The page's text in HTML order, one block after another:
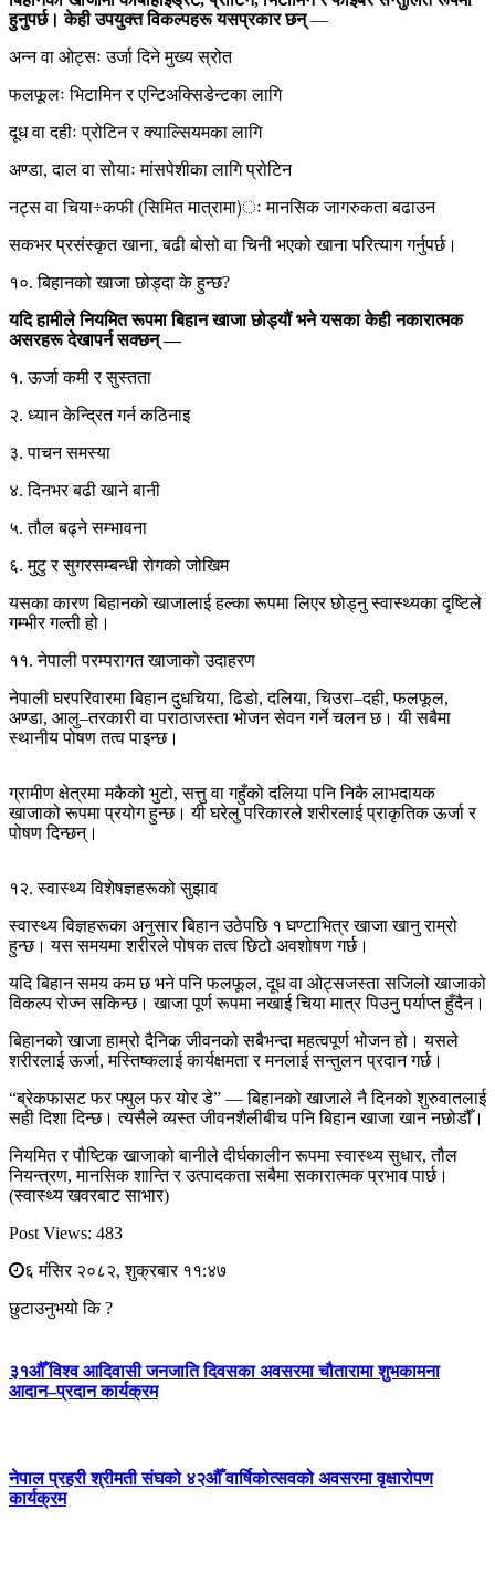
हुनुपर्छ। केही उपयुक्त विकल्पहरू यसप्रकार छन्—
अन्न वा ओट्सः उर्जा दिने मुख्य स्रोत
फलफूलः भिटामिन र एन्टिअक्सिडेन्टका लागि
दूध वा दहीः प्रोटिन र क्याल्सियमका लागि
अण्डा, दाल वा सोयाः मांसपेशीका लागि प्रोटिन
नट्स वा चिया÷कफी (सिमित मात्रामा)ः मानसिक जागरुकता बढाउन
सकभर प्रसंस्कृत खाना, बढी बोसो वा चिनी भएको खाना परित्याग गर्नुपर्छ।
१०. बिहानको खाजा छोड्दा के हुन्छ?
यदि हामीले नियमित रूपमा बिहान खाजा छोड्यौं भने यसका केही नकारात्मक
असरहरू देखापर्न सक्छन् —
१. ऊर्जा कमी र सुस्तता
२. ध्यान केन्द्रित गर्न कठिनाइ
३. पाचन समस्या
४. दिनभर बढी खाने बानी
५. तौल बढ्ने सम्भावना
६. मुटु र सुगरसम्बन्धी रोगको जोखिम
यसका कारण बिहानको खाजालाई हल्का रूपमा लिएर छोड्नु स्वास्थ्यका दृष्टिले
गम्भीर गल्ती हो।
११. नेपाली परम्परागत खाजाको उदाहरण
नेपाली घरपरिवारमा बिहान दुधचिया, ढिडो, दलिया, चिउरा–दही, फलफूल,
अण्डा, आलु–तरकारी वा पराठाजस्ता भोजन सेवन गर्ने चलन छ। यी सबैमा
स्थानीय पोषण तत्व पाइन्छ।
ग्रामीण क्षेत्रमा मकैको भुटो, सत्तु वा गहुँको दलिया पनि निकै लाभदायक
खाजाको रूपमा प्रयोग हुन्छ। यी घरेलु परिकारले शरीरलाई प्राकृतिक ऊर्जा र
पोषण दिन्छन्।
१२. स्वास्थ्य विशेषज्ञहरूको सुझाव
स्वास्थ्य विज्ञहरूका अनुसार बिहान उठेपछि १ घण्टाभित्र खाजा खानु राम्रो
हुन्छ। यस समयमा शरीरले पोषक तत्व छिटो अवशोषण गर्छ।
यदि बिहान समय कम छ भने पनि फलफूल, दूध वा ओट्सजस्ता सजिलो खाजाको
विकल्प रोज्न सकिन्छ। खाजा पूर्ण रूपमा नखाई चिया मात्र पिउनु पर्याप्त हुँदैन।
बिहानको खाजा हाम्रो दैनिक जीवनको सबैभन्दा महत्वपूर्ण भोजन हो। यसले
शरीरलाई ऊर्जा, मस्तिष्कलाई कार्यक्षमता र मनलाई सन्तुलन प्रदान गर्छ।
“ब्रेकफासट फर फ्युल फर योर डे” — बिहानको खाजाले नै दिनको शुरुवातलाई
सही दिशा दिन्छ। त्यसैले व्यस्त जीवनशैलीबीच पनि बिहान खाजा खान नछोडौँ।
नियमित र पौष्टिक खाजाको बानीले दीर्घकालीन रूपमा स्वास्थ्य सुधार, तौल
नियन्त्रण, मानसिक शान्ति र उत्पादकता सबैमा सकारात्मक प्रभाव पार्छ।
(स्वास्थ्य खवरबाट साभार)
Post Views: 483
६ मंसिर २०८२, शुक्रबार ११:४७
छुटाउनुभयो कि ?
३१औँ विश्व आदिवासी जनजाति दिवसका अवसरमा चौतारामा शुभकामना
आदान–प्रदान कार्यक्रम
नेपाल प्रहरी श्रीमती संघको ४२औँ वार्षिकोत्सवको अवसरमा वृक्षारोपण
कार्यक्रम